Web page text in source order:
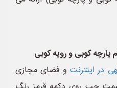
پارچه کوبی و رویه کوبی
در اینترنتو فضای مجازی